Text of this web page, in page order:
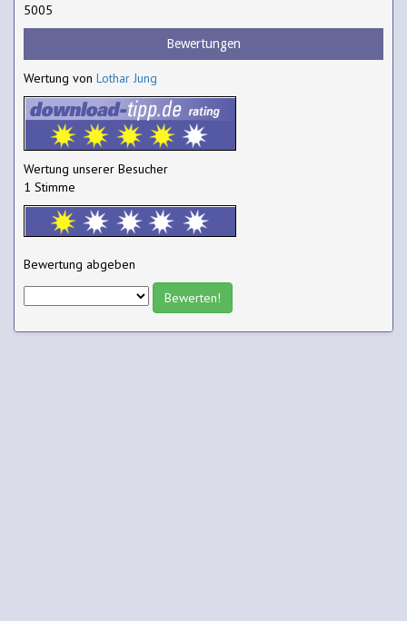
5005
Bewertungen
Wertung von Lothar Jung
Wertung unserer Besucher
1 Stimme
Bewertung abgeben